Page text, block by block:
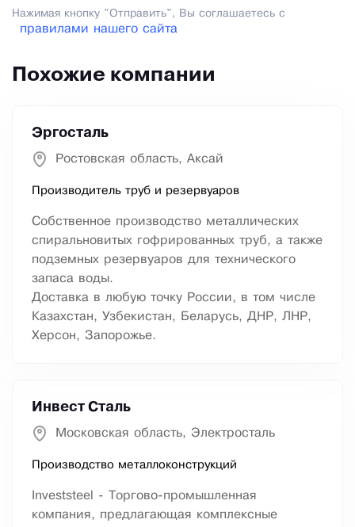
Нажимая кнопку "Отправить", Вы соглашаетесь с
правилами нашего сайта
Похожие компании
Эргосталь
Ростовская область, Аксай
Производитель труб и резервуаров
Собственное производство металлических
спиральновитых гофрированных труб, а также
подземных резервуаров для технического
запаса воды.
Доставка в любую точку России, в том числе
Казахстан, Узбекистан, Беларусь, ДНР, ЛНР,
Херсон, Запорожье.
Инвест Сталь
Московская область, Электросталь
Производство металлоконструкций
Investsteel - Торгово-промышленная
компания, предлагающая комплексные